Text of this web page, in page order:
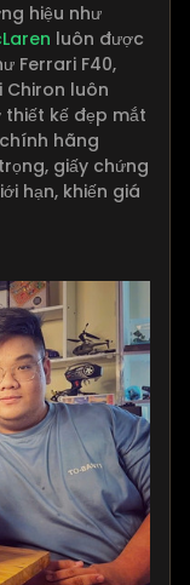
hiệu như
luôn được
Ferrari F40,
luôn
kế đẹp mắt
hãng
giấy chứng
hạn, khiến giá